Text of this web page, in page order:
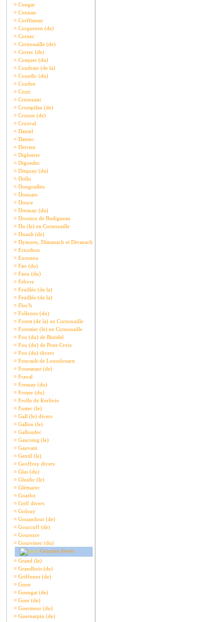
¤ Congar
¤ Connan
¤ Corffineau
¤ Corguezen (de)
¤ Cornec
¤ Cornouaille (de)
¤ Correc (de)
¤ Cosquer (du)
¤ Coudraie (de la)
¤ Couedic (du)
¤ Cozden
¤ Cozic
¤ Crenezant
¤ Croespilau (de)
¤ Crozon (de)
¤ Crozval
¤ Daniel
¤ Dantec
¤ Derrien
¤ Digloerec
¤ Digoedec
¤ Disquay (du)
¤ Dollo
¤ Dongoallen
¤ Donnars
¤ Douce
¤ Dresnay (du)
¤ Droniou de Bodigneau
¤ Du (le) en Cornouaille
¤ Duault (de)
¤ Dymoen, Dimanach et Divanach
¤ Ernothon
¤ Euzenou
¤ Fao (du)
¤ Faou (du)
¤ Febvre
¤ Feuillée (de la)
¤ Feuillée (de la)
¤ Floc'h
¤ Follezou (du)
¤ Forest (de la) en Cornouaille
¤ Forestier (le) en Cornouaille
¤ Fou (du) de Bezidel
¤ Fou (du) de Pont-Croix
¤ Fou (du) divers
¤ Foucault de Lesoulouarn
¤ Fouesnant (de)
¤ Fraval
¤ Fresnay (du)
¤ Fresne (du)
¤ Frollo de Kerlivio
¤ Fustec (le)
¤ Gall (le) divers
¤ Gallou (le)
¤ Galloudec
¤ Gascoing (le)
¤ Gauvain
¤ Gentil (le)
¤ Geoffroy divers
¤ Glas (du)
¤ Gluidic (le)
¤ Glémarec
¤ Goarlot
¤ Goff divers
¤ Golouy
¤ Gouandour (de)
¤ Gourcuff (de)
¤ Gourezre
¤ Gourvinec (du)
Gouzien divers
¤ Grand (le)
¤ Grandbois (de)
¤ Griffonez (de)
¤ Guen
¤ Guengat (de)
¤ Guer (de)
¤ Guermeur (du)
¤ Guernarpin (de)